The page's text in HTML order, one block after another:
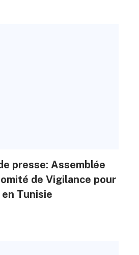
presse: Assemblée
de Vigilance pour
Tunisie